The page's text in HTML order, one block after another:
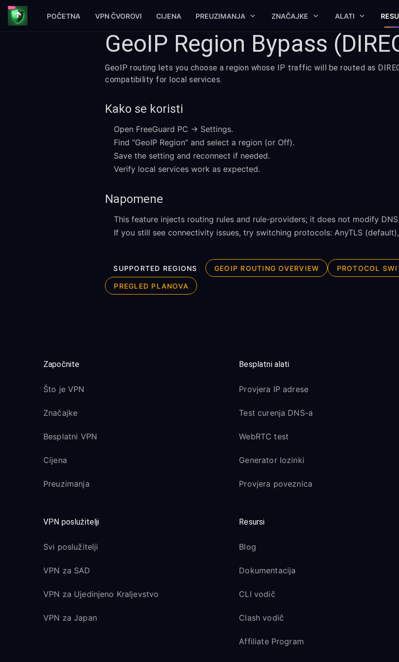
POČETNA VPN ČVOROVI CIJENA PREUZIMANJA ZNAČAJKE ALATI
GeoIP Region Bypass
GeoIP routing lets you choose a region whose IP traffic will be routed as
compatibility for local services.
Kako se koristi
Open FreeGuard PC → Settings.
Find “GeoIP Region” and select a region (or Off).
Save the setting and reconnect if needed.
Verify local services work as expected.
Napomene
This feature injects routing rules and rule-providers; it does not modify
If you still see connectivity issues, try switching protocols: AnyTLS
SUPPORTED REGIONS GEOIP ROUTING OVERVIEW PROTOCOL
PREGLED PLANOVA
Započnite
Što je VPN
Značajke
Besplatni VPN
Cijena
Preuzimanja
Besplatni alati
Provjera IP adrese
Test curenja DNS-a
WebRTC test
Generator lozinki
Provjera poveznica
VPN poslužitelji
Svi poslužitelji
VPN za SAD
VPN za Ujedinjeno Kraljevstvo
VPN za Japan
Resursi
Blog
Dokumentacija
CLI vodič
Clash vodič
Affiliate Program